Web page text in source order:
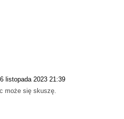
listopada 2023 21:39
może się skuszę.